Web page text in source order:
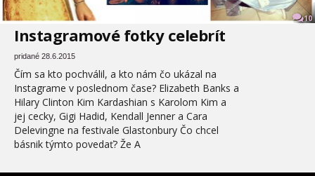
10
Instagramové fotky celebrít
pridané 28.6.2015
Čím sa kto pochválil, a kto nám čo ukázal na
Instagrame v poslednom čase? Elizabeth Banks a
Hilary Clinton Kim Kardashian s Karolom Kim a
jej cecky, Gigi Hadid, Kendall Jenner a Cara
Delevingne na festivale Glastonbury Čo chcel
básnik týmto povedať? Že A